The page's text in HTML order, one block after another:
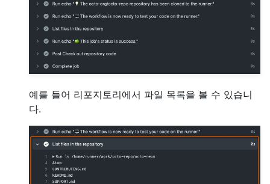
예를 들어 리포지토리에서 파일 목록을 볼 수 있습니
다.